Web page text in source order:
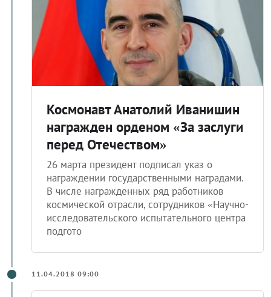
Космонавт Анатолий Иванишин
награжден орденом «За заслуги
перед Отечеством»
26 марта президент подписал указ о
награждении государственными наградами.
В числе награжденных ряд работников
космической отрасли, сотрудников «Научно-
исследовательского испытательного центра
подгото
11.04.2018 09:00